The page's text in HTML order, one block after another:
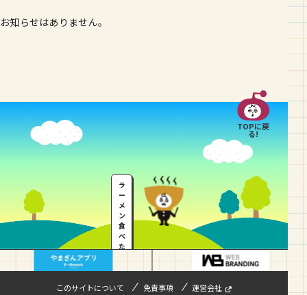
お知らせはありません。
TOPに戻
る!
ラ
ー
メ
ン
食
べ
た
このサイトについて 免責事項 運営会社